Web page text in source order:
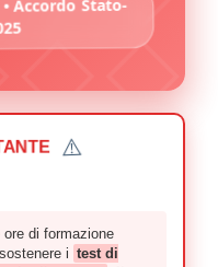
Accordo Stato-
⚠️
di formazione
i test di